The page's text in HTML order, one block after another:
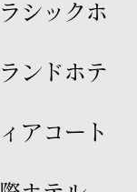
シックホ
アコート
ンドホテ